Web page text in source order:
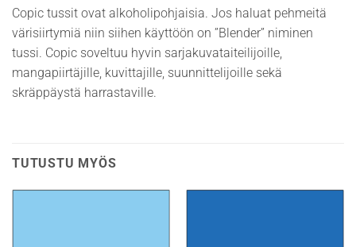
Copic tussit ovat alkoholipohjaisia. Jos haluat pehmeitä
värisiirtymiä niin siihen käyttöön on ”Blender” niminen
tussi. Copic soveltuu hyvin sarjakuvataiteilijoille,
mangapiirtäjille, kuvittajille, suunnittelijoille sekä
skräppäystä harrastaville.
TUTUSTU MYÖS